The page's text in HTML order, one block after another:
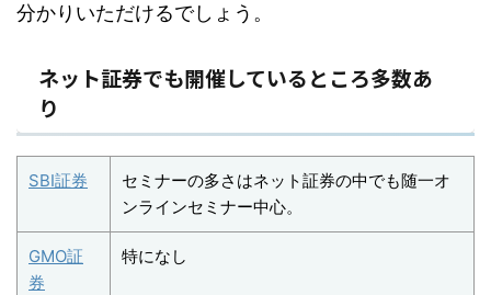
分かりいただけるでしょう。
ネット証券でも開催しているところ多数あ
り
SBI証券
セミナーの多さはネット証券の中でも随一オ
ンラインセミナー中心。
GMO証
券
特になし